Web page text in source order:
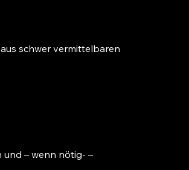
schwer vermittelbaren
– wenn nötig- –